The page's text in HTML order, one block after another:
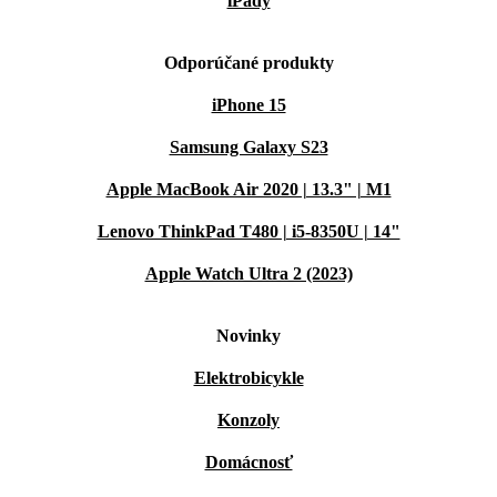
Odporúčané produkty
iPhone 15
Samsung Galaxy S23
Apple MacBook Air 2020 | 13.3" | M1
Lenovo ThinkPad T480 | i5-8350U | 14"
Apple Watch Ultra 2 (2023)
Novinky
Elektrobicykle
Konzoly
Domácnosť